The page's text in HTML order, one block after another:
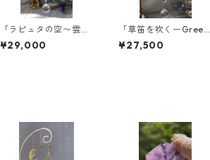
「ラピュタの空〜雲と
雲の間に〜」【空の木
の実 LemurianCryst
¥29,000
「草笛を吹くーGreen
wind~」【空の木の
実 LemurianCrystal
¥27,500